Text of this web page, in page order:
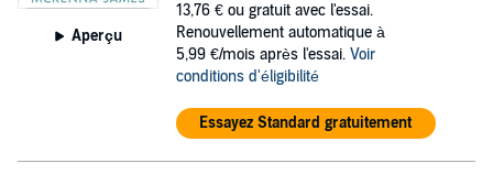
Aperçu
13,76 € ou gratuit avec l'essai.
Renouvellement automatique à
5,99 €/mois après l'essai. Voir
conditions d'éligibilité
Essayez Standard gratuitement